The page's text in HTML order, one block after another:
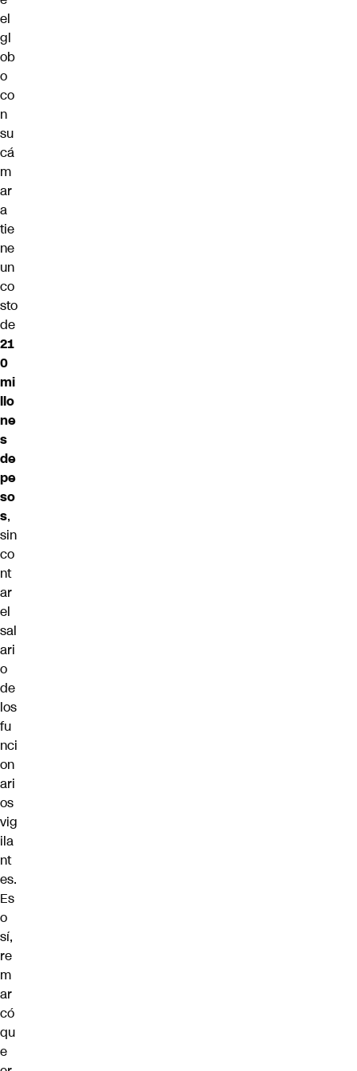
el
gl
ob
o
co
n
su
cá
m
ar
a
tie
ne
un
co
sto
de
21
0
mi
llo
ne
s
de
pe
so
s,
sin
co
nt
ar
el
sal
ari
o
de
los
fu
nci
on
ari
os
vig
ila
nt
es.
Es
o
sí,
re
m
ar
có
qu
e